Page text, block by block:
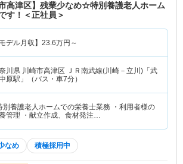
高津区】残業少なめ☆特別養護老人ホーム
す！＜正社員＞
モデル月収】 23.6万円～
川県 川崎市高津区 ＪＲ南武線(川崎－立川)「武
原駅」（バス・車7分）
別養護老人ホームでの栄養士業務 ・利用者様の
管理 ・献立作成、食材発注…
なめ 積極採用中